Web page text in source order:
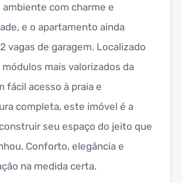
com charme e
e o apartamento ainda
vagas de garagem. Localizado
mais valorizados da
fácil acesso à praia e
completa, este imóvel é a
seu espaço do jeito que
Conforto, elegância e
na medida certa.